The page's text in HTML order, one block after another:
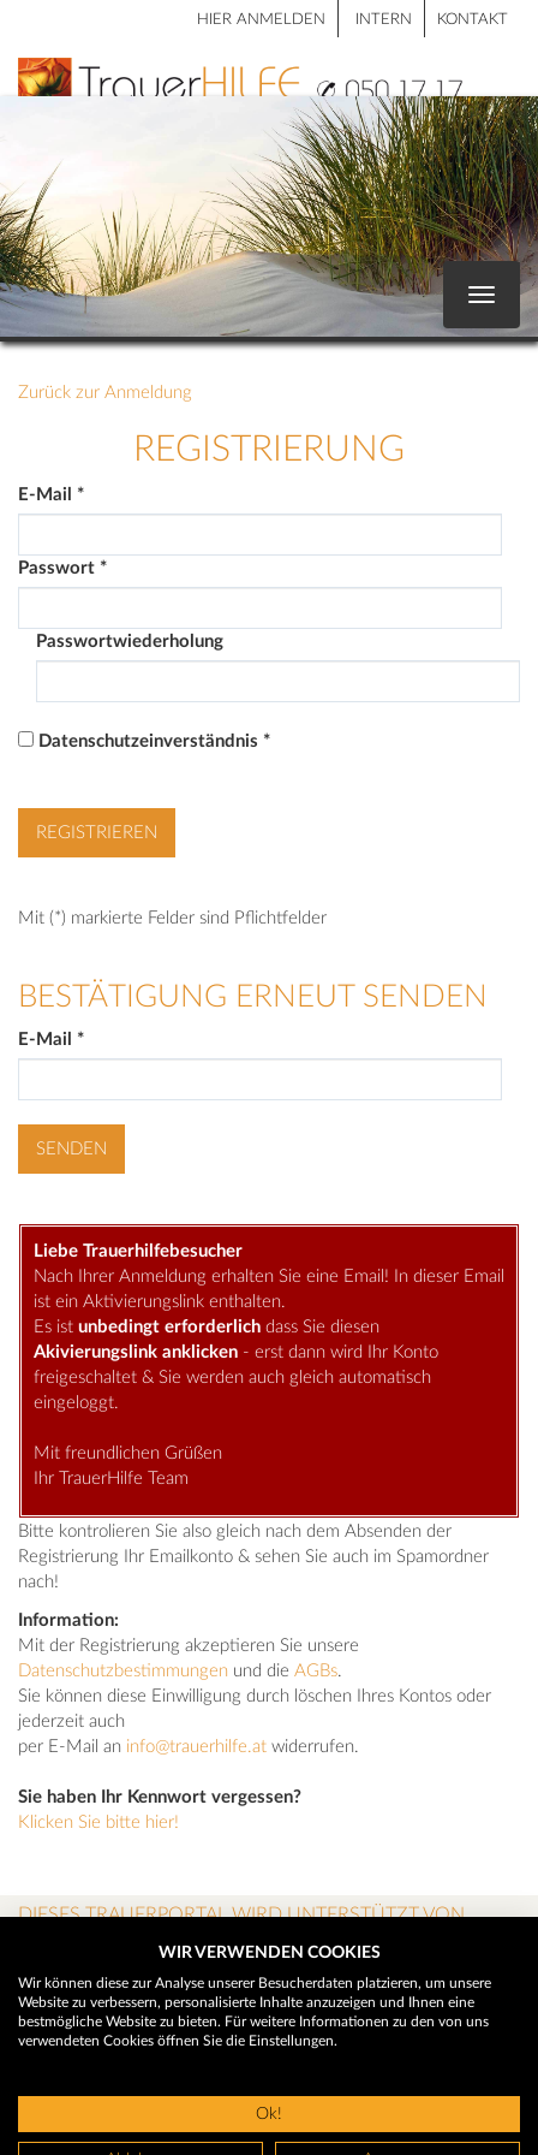
HIER ANMELDEN INTERN KONTAKT
Toggle
Zurück zur Anmeldung
REGISTRIERUNG
E-Mail *
Passwort *
Passwortwiederholung
Datenschutzeinverständnis *
Mit (*) markierte Felder sind Pflichtfelder
BESTÄTIGUNG ERNEUT SENDEN
E-Mail *
Liebe Trauerhilfebesucher
Nach Ihrer Anmeldung erhalten Sie eine Email! In dieser Email
ist ein Aktivierungslink enthalten.
Es ist unbedingt erforderlich dass Sie diesen
Akivierungslink anklicken - erst dann wird Ihr Konto
freigeschaltet & Sie werden auch gleich automatisch
eingeloggt.
Mit freundlichen Grüßen
Ihr TrauerHilfe Team
Bitte kontrolieren Sie also gleich nach dem Absenden der
Registrierung Ihr Emailkonto & sehen Sie auch im Spamordner
nach!
Information:
Mit der Registrierung akzeptieren Sie unsere
Datenschutzbestimmungen und die AGBs.
Sie können diese Einwilligung durch löschen Ihres Kontos oder
jederzeit auch
per E-Mail an info@trauerhilfe.at widerrufen.
Sie haben Ihr Kennwort vergessen?
Klicken Sie bitte hier!
DIESES TRAUERPORTAL WIRD UNTERSTÜTZT VON
WIR VERWENDEN COOKIES
Wir können diese zur Analyse unserer Besucherdaten platzieren, um unsere
Website zu verbessern, personalisierte Inhalte anzuzeigen und Ihnen eine
bestmögliche Website zu bieten. Für weitere Informationen zu den von uns
verwendeten Cookies öffnen Sie die Einstellungen.
Ok!